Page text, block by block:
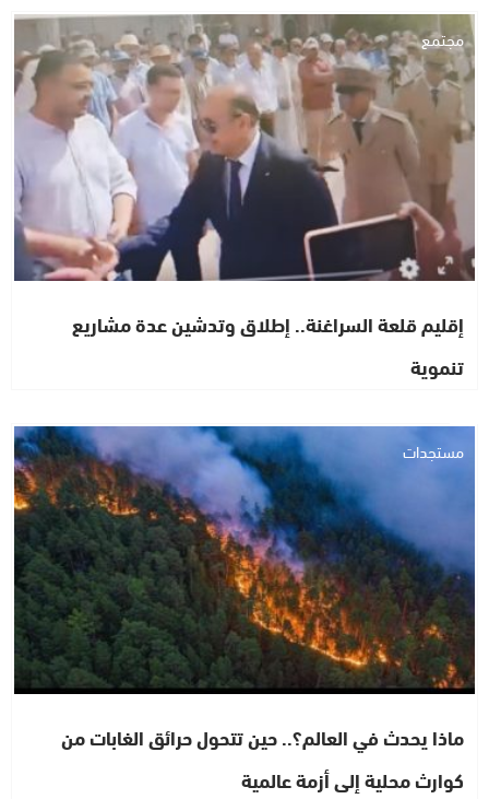
مجتمع
إقليم قلعة السراغنة.. إطلاق وتدشين عدة مشاريع
تنموية
مستجدات
ماذا يحدث في العالم؟.. حين تتحول حرائق الغابات من
كوارث محلية إلى أزمة عالمية